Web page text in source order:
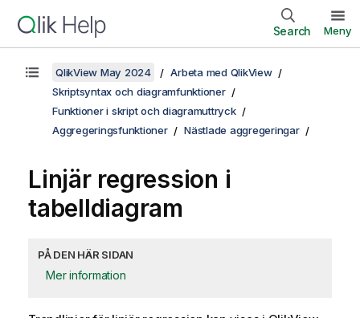
Search Meny
QlikView May 2024
Arbeta med QlikView
Skriptsyntax och diagramfunktioner
Funktioner i skript och diagramuttryck
Aggregeringsfunktioner
Nästlade aggregeringar
Linjär regression i
tabelldiagram
PÅ DEN HÄR SIDAN
Mer information